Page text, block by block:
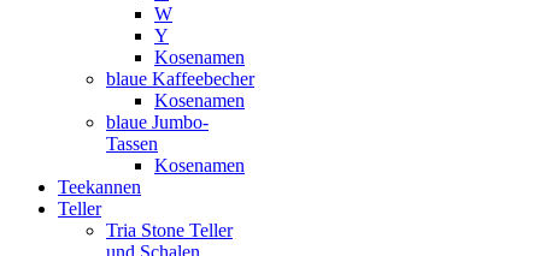
W
Y
Kosenamen
blaue Kaffeebecher
Kosenamen
blaue Jumbo-
Tassen
Kosenamen
Teekannen
Teller
Tria Stone Teller